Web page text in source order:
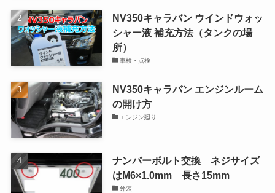
NV350キャラバン ウインドウォッ
シャー液 補充方法（タンクの場
所）
車検・点検
NV350キャラバン エンジンルーム
の開け方
エンジン廻り
ナンバーボルト交換 ネジサイズ
はM6×1.0mm 長さ15mm
外装